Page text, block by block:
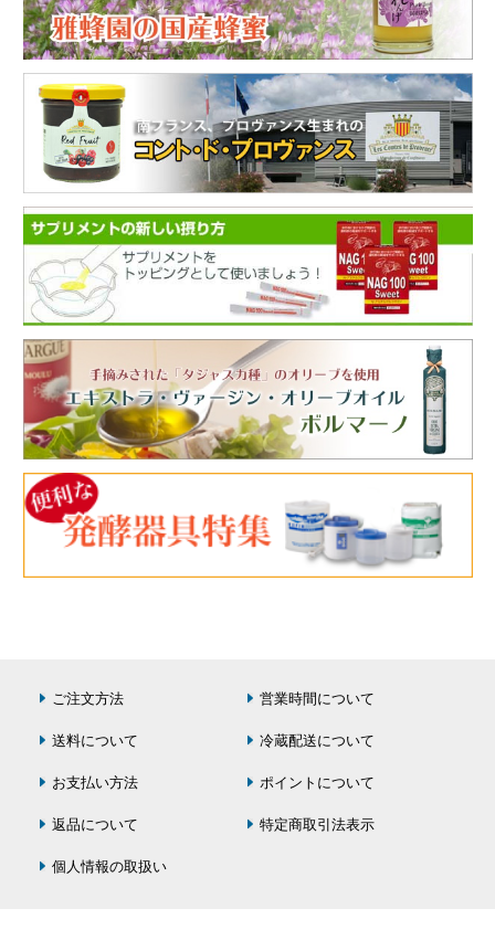
ご注文方法 営業時間について
送料について 冷蔵配送について
お支払い方法 ポイントについて
返品について 特定商取引法表示
個人情報の取扱い